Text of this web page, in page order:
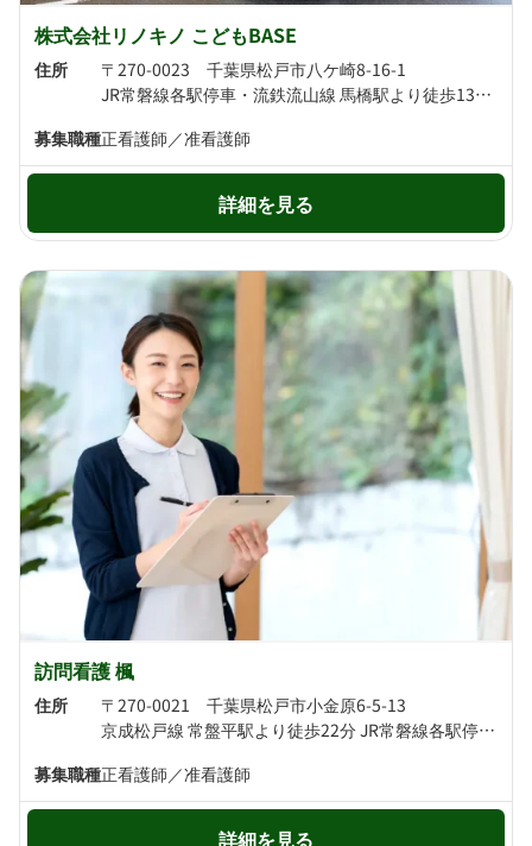
株式会社リノキノ こどもBASE
住所
〒270-0023 千葉県松戸市八ケ崎8-16-1
JR常磐線各駅停車・流鉄流山線 馬橋駅より徒歩13分 JR常磐線各駅停車・JR武蔵野線 新松戸駅より徒歩19分
募集職種正看護師／准看護師
詳細を見る
訪問看護 楓
住所
〒270-0021 千葉県松戸市小金原6-5-13
京成松戸線 常盤平駅より徒歩22分 JR常磐線各駅停車 北小金駅より徒歩26分
募集職種正看護師／准看護師
詳細を見る